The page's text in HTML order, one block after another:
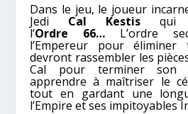
Dans le jeu, le joueur
Jedi Cal Kestis qui
l’Ordre 66… L’ordre
l’Empereur pour
devront rassembler les
Cal pour terminer son
apprendre à maîtriser le
tout en gardant une
l’Empire et ses impitoyables